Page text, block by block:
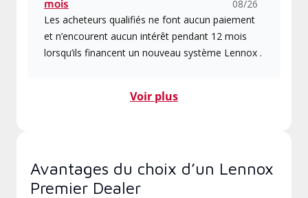
mois
08/26
Les acheteurs qualifiés ne font aucun paiement
et n’encourent aucun intérêt pendant 12 mois
lorsqu’ils financent un nouveau système Lennox .
Voir plus
Avantages du choix d’un Lennox
Premier Dealer